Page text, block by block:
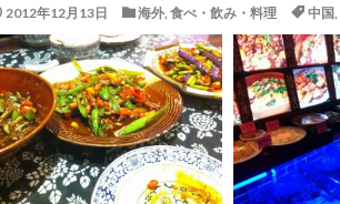
2012年12月13日 海外, 食べ・飲み・料理 中国,